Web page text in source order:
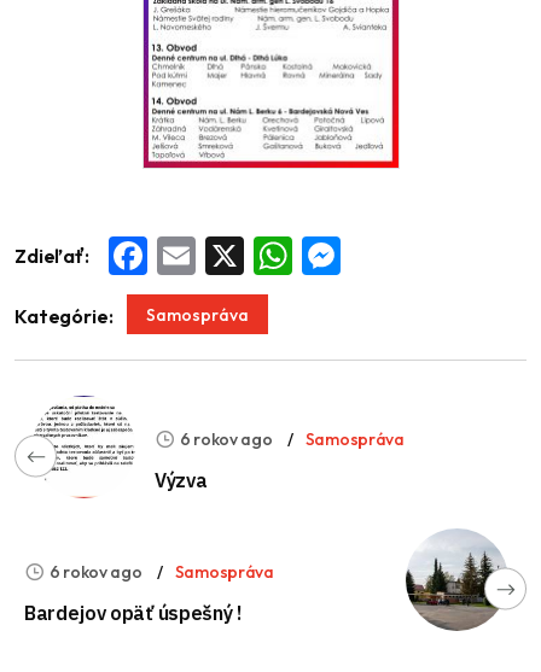
Zdieľať: Facebook
Email WhatsApp
Kategórie: Samospráva
6 rokov ago Samospráva
Výzva
6 rokov ago Samospráva
Bardejov opäť úspešný !